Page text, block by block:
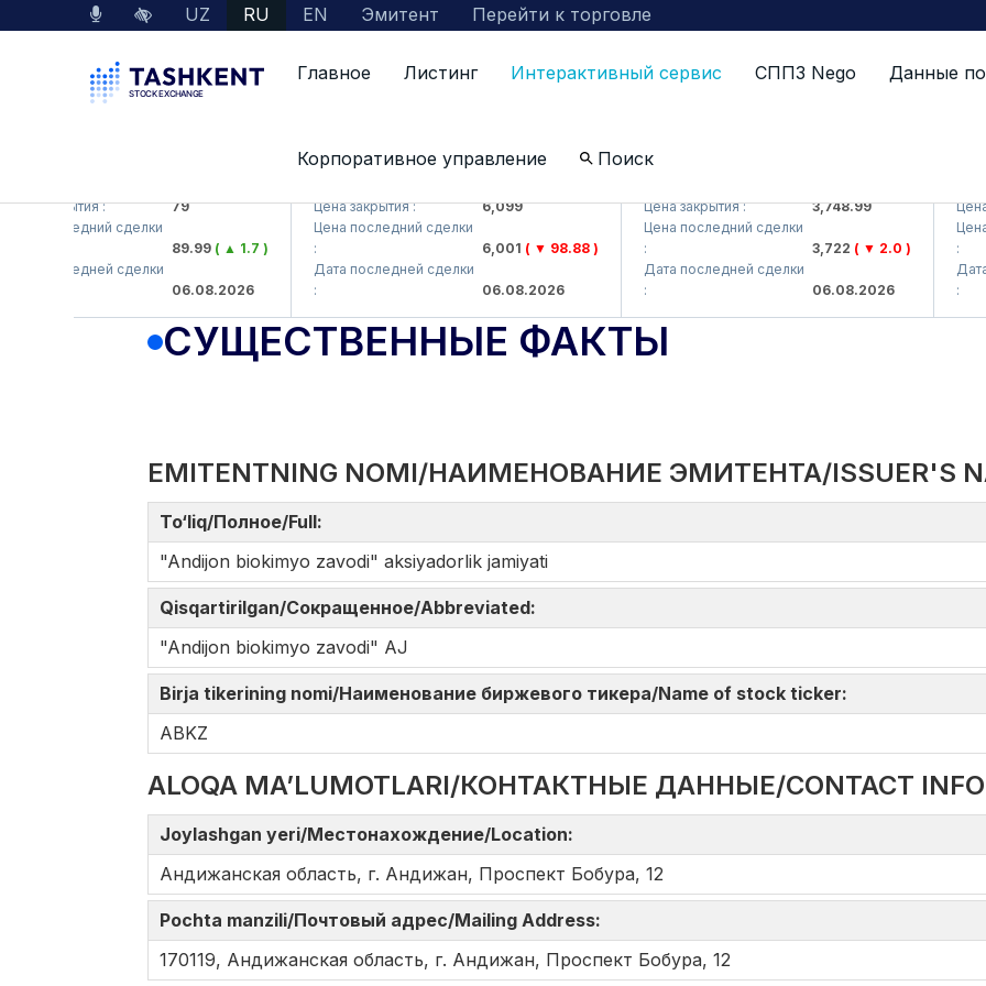
UZ RU EN Эмитент Перейти к торговле
Главное Листинг Интерактивный сервис СППЗ Nego Данные
Корпоративное управление Поиск
закрытия :
79
последний сделки
89.99( ▲ 1.7 )
последней сделки
06.08.2026
Цена закрытия :
6,099
Цена последний сделки
6,001( ▼ 98.88 )
Дата последней сделки
06.08.2026
Цена закрытия :
3,748.99
Цена последний сделки
3,722( ▼ 2.0 )
Дата последней сделки
06.08.2026
Цена
Цена
Дата
СУЩЕСТВЕННЫЕ ФАКТЫ
EMITENTNING NOMI/НАИМЕНОВАНИЕ ЭМИТЕНТА/ISSUER'S
To‘liq/Полное/Full:
"Andijon biokimyo zavodi" aksiyadorlik jamiyati
Qisqartirilgan/Сокращенное/Abbreviated:
"Andijon biokimyo zavodi" AJ
Birja tikerining nomi/Наименование биржевого тикера/Name of stock ticker:
ABKZ
ALOQA MA’LUMOTLARI/КОНТАКТНЫЕ ДАННЫЕ/CONTACT
Joylashgan yeri/Местонахождение/Location:
Андижанская область, г. Андижан, Проспект Бобура, 12
Pochta manzili/Почтовый адрес/Mailing Address:
170119, Андижанская область, г. Андижан, Проспект Бобура, 12